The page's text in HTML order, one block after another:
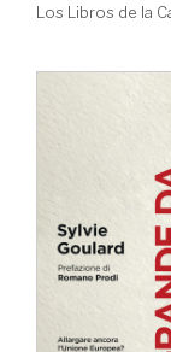
Los Libros de la